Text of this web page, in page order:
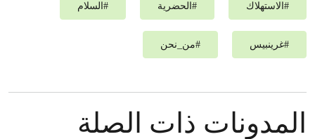
# الاستهلاك # الحضرية # السلام
#غرينبيس‎ #من_نحن
المدونات ذات الصلة